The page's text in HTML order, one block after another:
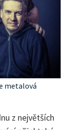
metalová
z největších